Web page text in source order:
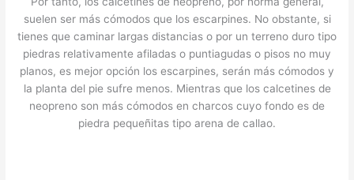
suelen ser más cómodos que los escarpines. No obstante, si
tienes que caminar largas distancias o por un terreno duro tipo
piedras relativamente afiladas o puntiagudas o pisos no muy
planos, es mejor opción los escarpines, serán más cómodos y
la planta del pie sufre menos. Mientras que los calcetines de
neopreno son más cómodos en charcos cuyo fondo es de
piedra pequeñitas tipo arena de callao.